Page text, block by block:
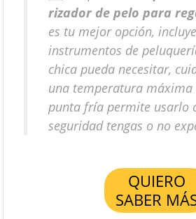
rizador de pelo para
es tu mejor opción,
instrumentos de
chica pueda necesitar,
una temperatura máxima
punta fría permite usarlo
seguridad tengas o no
QUIERO
SABER